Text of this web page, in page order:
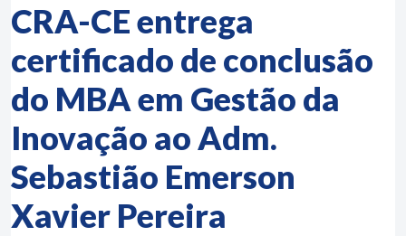
CRA-CE entrega
certificado de conclusão
do MBA em Gestão da
Inovação ao Adm.
Sebastião Emerson
Xavier Pereira